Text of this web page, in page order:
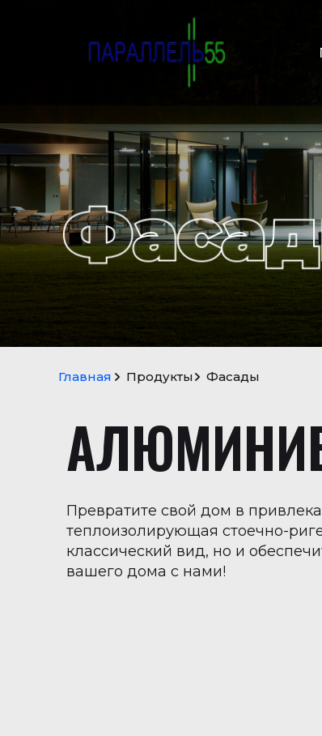
Продукты
Главная Фасады
Превратите свой дом в
теплоизолирующая стоечно-
классический вид, но и
вашего дома с нами!